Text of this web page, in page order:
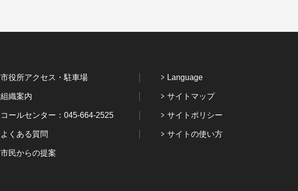
市役所アクセス・駐車場
組織案内
コールセンター：045-664-2525
よくある質問
市民からの提案
Language
サイトマップ
サイトポリシー
サイトの使い方